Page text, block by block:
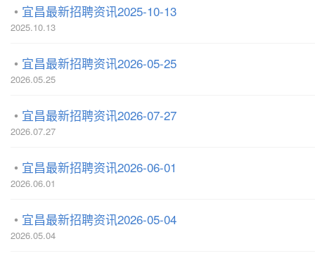
宜昌最新招聘资讯2025-10-13
2025.10.13
宜昌最新招聘资讯2026-05-25
2026.05.25
宜昌最新招聘资讯2026-07-27
2026.07.27
宜昌最新招聘资讯2026-06-01
2026.06.01
宜昌最新招聘资讯2026-05-04
2026.05.04